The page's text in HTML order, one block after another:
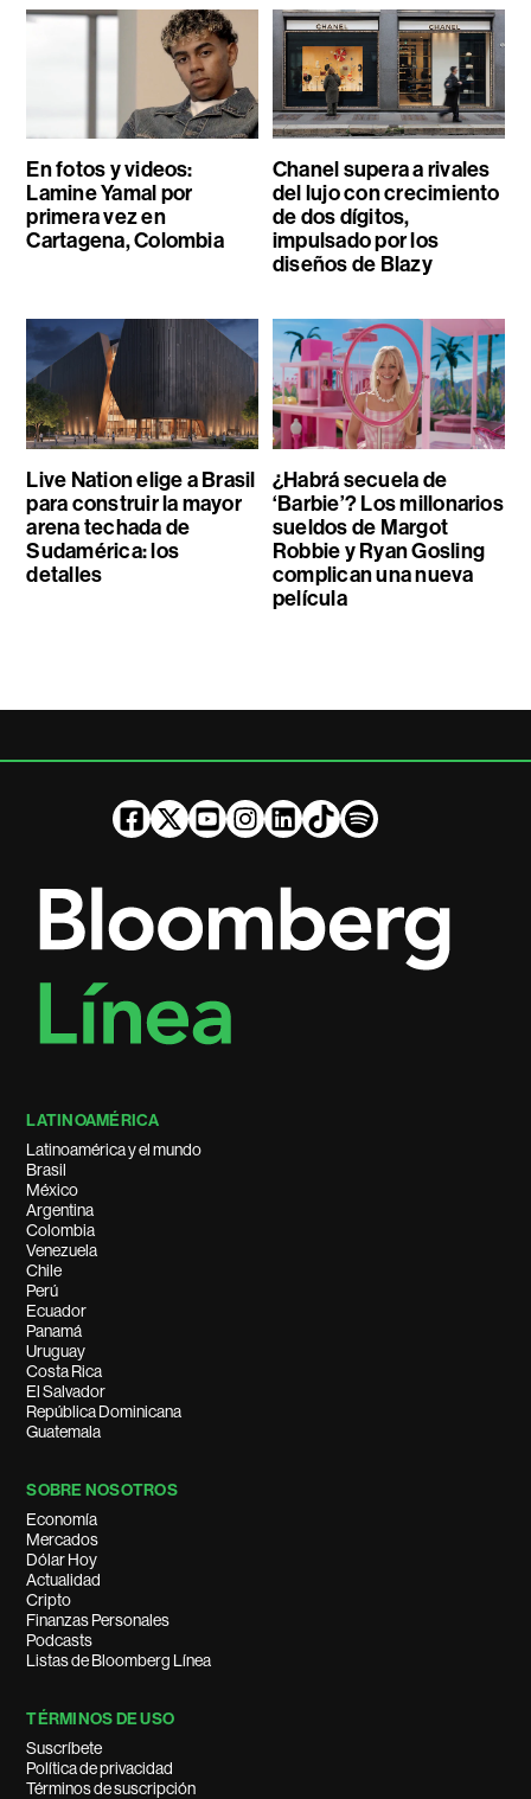
En fotos y videos:
Lamine Yamal por
primera vez en
Cartagena, Colombia
Chanel supera a rivales
del lujo con crecimiento
de dos dígitos,
impulsado por los
diseños de Blazy
Live Nation elige a Brasil
para construir la mayor
arena techada de
Sudamérica: los
detalles
¿Habrá secuela de
‘Barbie’? Los millonarios
sueldos de Margot
Robbie y Ryan Gosling
complican una nueva
película
LATINOAMÉRICA
Latinoamérica y el mundo
Brasil
México
Argentina
Colombia
Venezuela
Chile
Perú
Ecuador
Panamá
Uruguay
Costa Rica
El Salvador
República Dominicana
Guatemala
SOBRE NOSOTROS
Economía
Mercados
Dólar Hoy
Actualidad
Cripto
Finanzas Personales
Podcasts
Listas de Bloomberg Línea
TÉRMINOS DE USO
Suscríbete
Política de privacidad
Términos de suscripción